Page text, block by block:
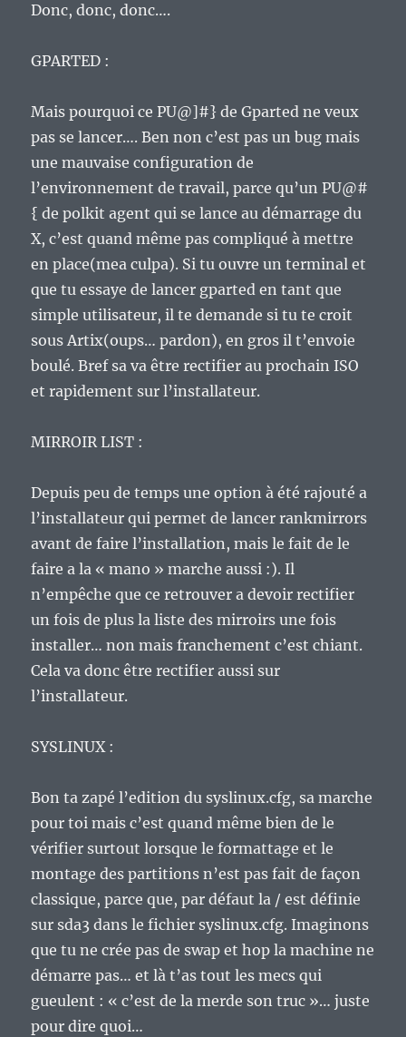
Donc, donc, donc….
GPARTED :
Mais pourquoi ce PU@]#} de Gparted ne veux
pas se lancer…. Ben non c’est pas un bug mais
une mauvaise configuration de
l’environnement de travail, parce qu’un PU@#
{ de polkit agent qui se lance au démarrage du
X, c’est quand même pas compliqué à mettre
en place(mea culpa). Si tu ouvre un terminal et
que tu essaye de lancer gparted en tant que
simple utilisateur, il te demande si tu te croit
sous Artix(oups… pardon), en gros il t’envoie
boulé. Bref sa va être rectifier au prochain ISO
et rapidement sur l’installateur.
MIRROIR LIST :
Depuis peu de temps une option à été rajouté a
l’installateur qui permet de lancer rankmirrors
avant de faire l’installation, mais le fait de le
faire a la « mano » marche aussi :). Il
n’empêche que ce retrouver a devoir rectifier
un fois de plus la liste des mirroirs une fois
installer… non mais franchement c’est chiant.
Cela va donc être rectifier aussi sur
l’installateur.
SYSLINUX :
Bon ta zapé l’edition du syslinux.cfg, sa marche
pour toi mais c’est quand même bien de le
vérifier surtout lorsque le formattage et le
montage des partitions n’est pas fait de façon
classique, parce que, par défaut la / est définie
sur sda3 dans le fichier syslinux.cfg. Imaginons
que tu ne crée pas de swap et hop la machine ne
démarre pas… et là t’as tout les mecs qui
gueulent : « c’est de la merde son truc »… juste
pour dire quoi…